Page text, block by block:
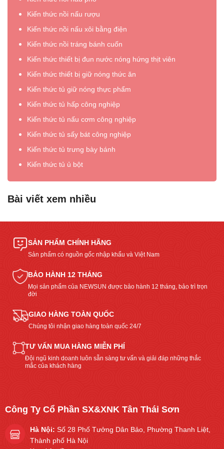
Kiến thức nồi nấu rượu
Kiến thức nồi nấu xôi bằng điện
Kiến thức nồi tráng bánh cuốn
Kiến thức thiết bị đun nước nóng hứng thịt viên
Kiến thức thiết bị giữ nóng thức ăn
Kiến thức tủ giữ nóng thực phẩm
Kiến thức tủ hấp công nghiệp
Kiến thức tủ nấu cơm công nghiệp
Kiến thức tủ sấy bát công nghiệp
Kiến thức tủ trưng bày bánh
Kiến thức tủ ủ bột
Bài viết xem nhiều
SẢN PHẨM CHÍNH HÃNG
Sản phẩm có nguồn gốc nhập khẩu và Việt Nam
BẢO HÀNH 12 THÁNG
Mọi sản phẩm của NEWSUN được bảo hành 12 tháng, bảo trì trọn
đời
GIAO HÀNG TOÀN QUỐC
Chúng tôi nhận giao hàng toàn quốc 24/7
TƯ VẤN MUA HÀNG MIỄN PHÍ
Đội ngũ kinh doanh luôn sẵn sàng tư vấn và giải đáp những thắc
mắc của khách hàng
Công Ty Cổ Phần SX&XNK Tân Thái Sơn
Hà Nội: Số 28 Phố Tưởng Dân Bảo, Phường Thanh Liệt,
Thành phố Hà Nội